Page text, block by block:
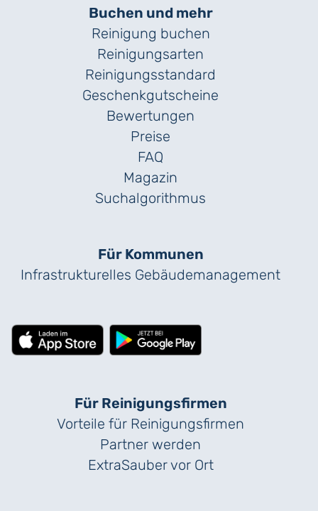
Buchen und mehr
Reinigung buchen
Reinigungsarten
Reinigungs­standard
Geschenk­gutscheine
Bewertungen
Preise
FAQ
Magazin
Suchalgorithmus
Für Kommunen
Infrastrukturelles Gebäude­management
Für Reinigungs­firmen
Vorteile für Reinigungs­firmen
Partner werden
ExtraSauber vor Ort